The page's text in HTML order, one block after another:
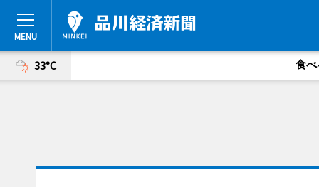
33°C 食べ